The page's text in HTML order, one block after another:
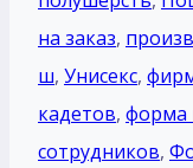
на заказ,
ш, Унисекс,
кадетов, форма
сотрудников,